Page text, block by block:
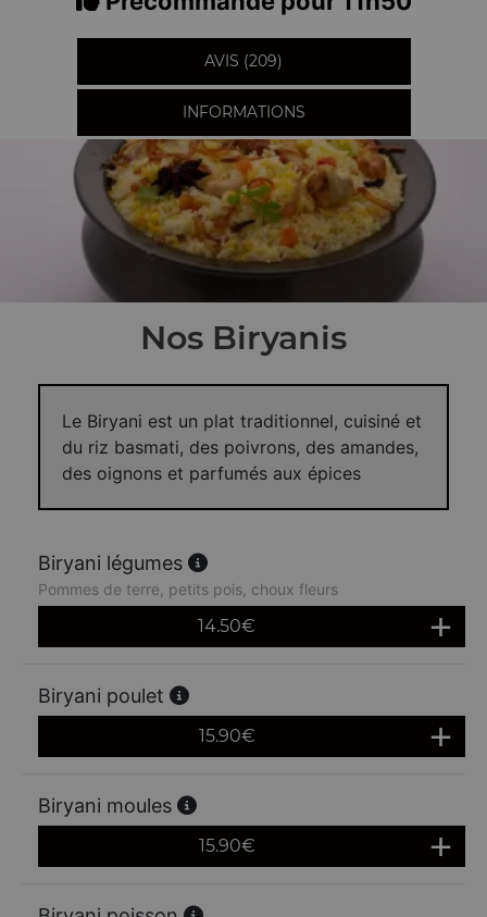
AVIS (209)
INFORMATIONS
Nos Biryanis
Le Biryani est un plat traditionnel, cuisiné et
du riz basmati, des poivrons, des amandes,
des oignons et parfumés aux épices
Biryani légumes
Pommes de terre, petits pois, choux fleurs
14.50€
Biryani poulet
15.90€
Biryani moules
15.90€